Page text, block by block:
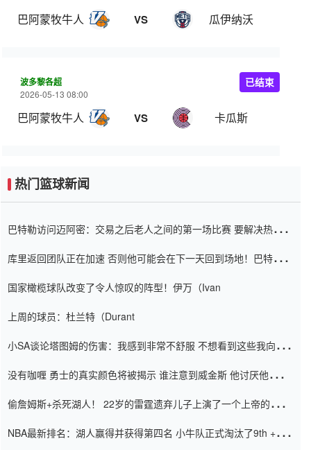
巴阿蒙牧牛人 VS 瓜伊纳沃
波多黎各超
2026-05-13 08:00
巴阿蒙牧牛人 VS 卡瓜斯
已结束
热门篮球新闻
巴特勒访问迈阿密：交易之后老人之间的第一场比赛 要解决热情的
库里返回团队正在加速 否则他可能会在下一天回到场地！巴特勒迈
国家橄榄球队改变了令人惊叹的阵型！伊万（Ivan
上周的球员：杜兰特（Durant
小SA谈论塔图姆的伤害：我感到非常不舒服 不想看到这些我向他
没有咖喱 勇士的真实颜色将被揭示 谁注意到威金斯 他讨厌他的老
偷詹姆斯+杀死湖人！ 22岁的雷霆遗弃儿子上演了一个上帝的剧
NBA最新排名：湖人赢得并获得第四名 小牛队正式淘汰了9th + 76